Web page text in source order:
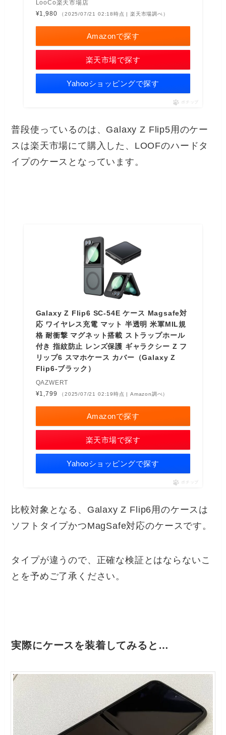
LooCo楽天市場店
¥1,980
（2025/07/21 02:18時点 | 楽天市場調べ）
Amazonで探す
楽天市場で探す
Yahooショッピングで探す
ポチップ
普段使っているのは、Galaxy Z Flip5用のケー
スは楽天市場にて購入した、LOOFのハードタ
イプのケースとなっています。
Galaxy Z Flip6 SC-54E ケース Magsafe対
応 ワイヤレス充電 マット 半透明 米軍MIL規
格 耐衝撃 マグネット搭載 ストラップホール
付き 指紋防止 レンズ保護 ギャラクシー Z フ
リップ6 スマホケース カバー（Galaxy Z
Flip6-ブラック）
QAZWERT
¥1,799
（2025/07/21 02:19時点 | Amazon調べ）
Amazonで探す
楽天市場で探す
Yahooショッピングで探す
ポチップ
比較対象となる、Galaxy Z Flip6用のケースは
ソフトタイプかつMagSafe対応のケースです。
タイプが違うので、正確な検証とはならないこ
とを予めご了承ください。
実際にケースを装着してみると…